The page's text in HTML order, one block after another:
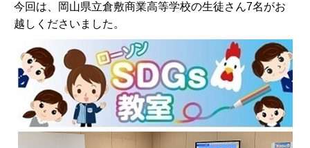
今回は、岡山県立倉敷商業高等学校の生徒さん7名がお
越しくださいました。